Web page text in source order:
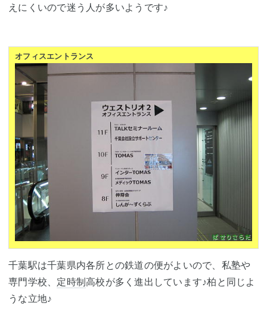
えにくいので迷う人が多いようです♪
オフィスエントランス
千葉駅は千葉県内各所との鉄道の便がよいので、私塾や
専門学校、 定時制高校が多く進出しています♪柏と同じよ
うな立地♪